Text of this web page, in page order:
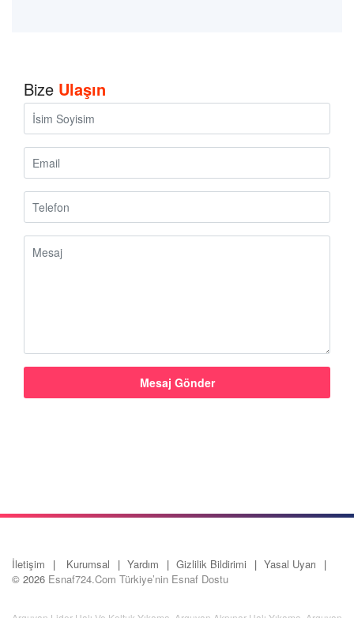
Bize Ulaşın
İletişim Kurumsal Yardım Gizlilik Bildirimi
Yasal Uyarı
© 2026 Esnaf724.Com Türkiye’nin Esnaf Dostu